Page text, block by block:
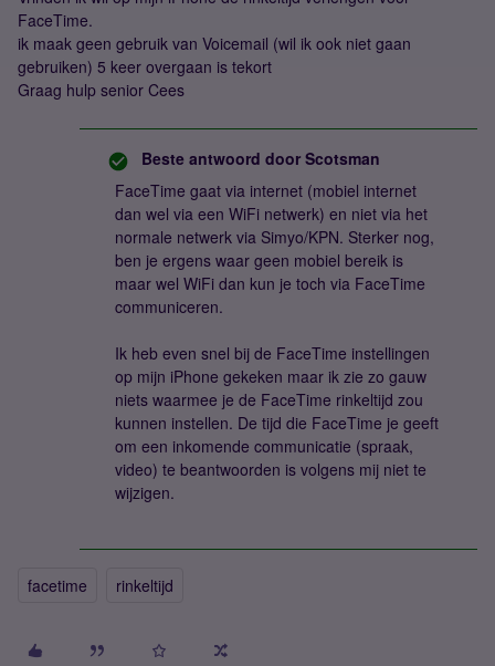
FaceTime.
ik maak geen gebruik van Voicemail (wil ik ook niet gaan
gebruiken) 5 keer overgaan is tekort
Graag hulp senior Cees
Beste antwoord door Scotsman
FaceTime gaat via internet (mobiel internet
dan wel via een WiFi netwerk) en niet via het
normale netwerk via Simyo/KPN. Sterker nog,
ben je ergens waar geen mobiel bereik is
maar wel WiFi dan kun je toch via FaceTime
communiceren.
Ik heb even snel bij de FaceTime instellingen
op mijn iPhone gekeken maar ik zie zo gauw
niets waarmee je de FaceTime rinkeltijd zou
kunnen instellen. De tijd die FaceTime je geeft
om een inkomende communicatie (spraak,
video) te beantwoorden is volgens mij niet te
wijzigen.
facetime rinkeltijd